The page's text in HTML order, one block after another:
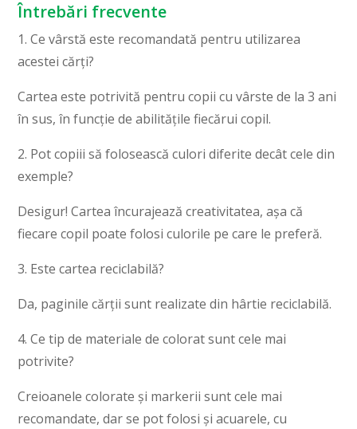
Întrebări frecvente
1. Ce vârstă este recomandată pentru utilizarea
acestei cărți?
Cartea este potrivită pentru copii cu vârste de la 3 ani
în sus, în funcție de abilitățile fiecărui copil.
2. Pot copiii să folosească culori diferite decât cele din
exemple?
Desigur! Cartea încurajează creativitatea, așa că
fiecare copil poate folosi culorile pe care le preferă.
3. Este cartea reciclabilă?
Da, paginile cărții sunt realizate din hârtie reciclabilă.
4. Ce tip de materiale de colorat sunt cele mai
potrivite?
Creioanele colorate și markerii sunt cele mai
recomandate, dar se pot folosi și acuarele, cu